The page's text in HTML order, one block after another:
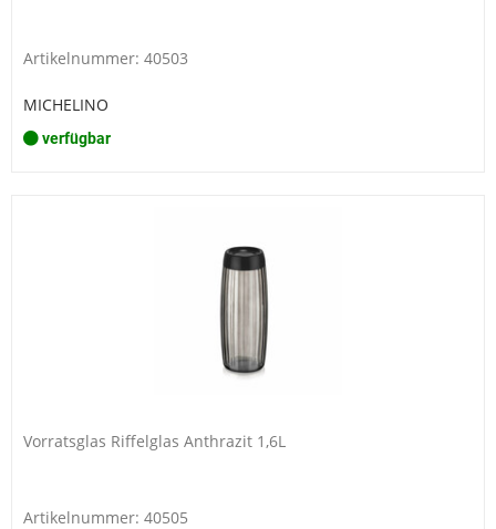
Artikelnummer: 40503
MICHELINO
verfügbar
Vorratsglas Riffelglas Anthrazit 1,6L
Artikelnummer: 40505